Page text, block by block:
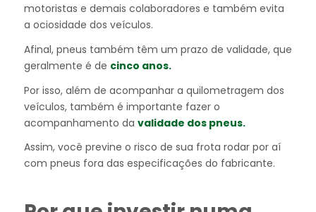
motoristas e demais colaboradores e também evita
a ociosidade dos veículos.
Afinal, pneus também têm um prazo de validade, que
geralmente é de cinco anos.
Por isso, além de acompanhar a quilometragem dos
veículos, também é importante fazer o
acompanhamento da validade dos pneus.
Assim, você previne o risco de sua frota rodar por aí
com pneus fora das especificações do fabricante.